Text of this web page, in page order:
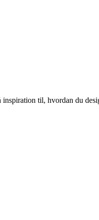
til, hvordan du